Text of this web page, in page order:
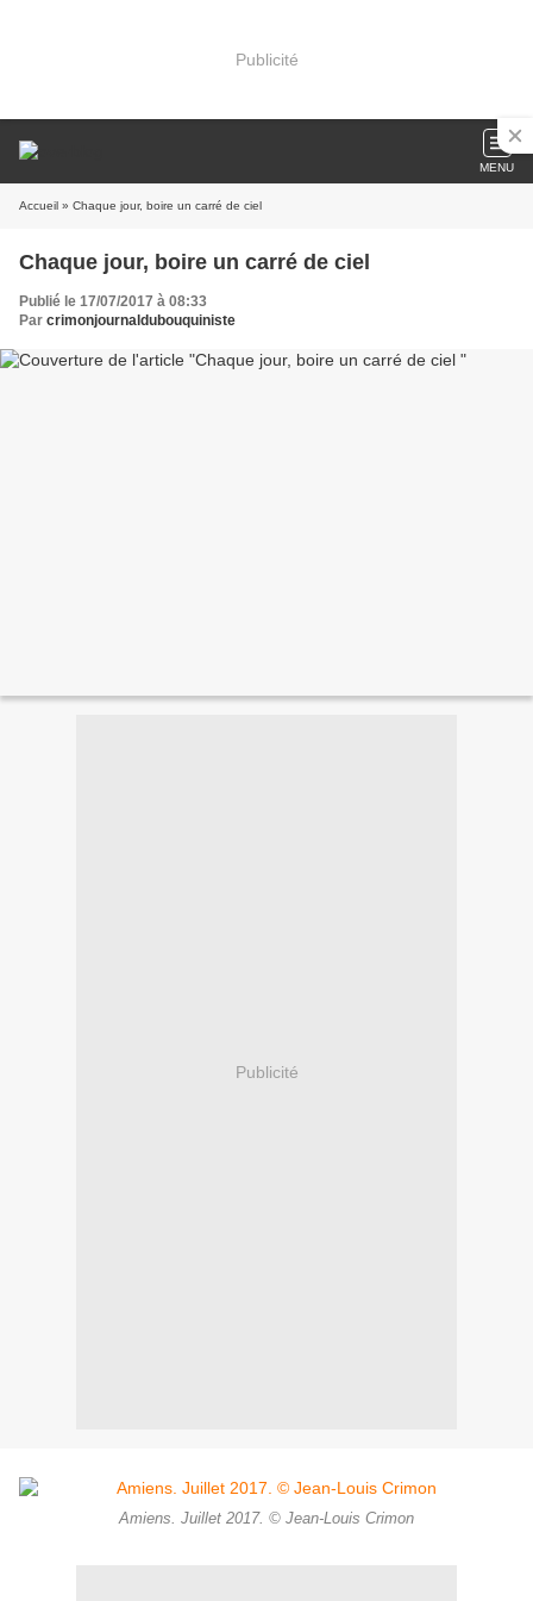
Publicité
MENU
Accueil » Chaque jour, boire un carré de ciel
Chaque jour, boire un carré de ciel
Publié le 17/07/2017 à 08:33
Par crimonjournaldubouquiniste
Publicité
Amiens. Juillet 2017. © Jean-Louis Crimon